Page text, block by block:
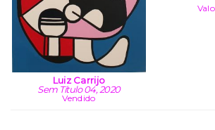
Luiz Carrijo
Sem Título 04, 2020
Vendido